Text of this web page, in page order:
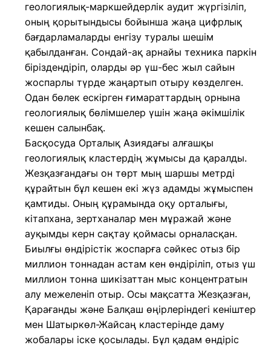
геологиялық-маркшейдерлік аудит жүргізіліп,
оның қорытындысы бойынша жаңа цифрлық
бағдарламаларды енгізу туралы шешім
қабылданған. Сондай-ақ арнайы техника паркін
біріздендіріп, оларды әр үш-бес жыл сайын
жоспарлы түрде жаңартып отыру көзделген.
Одан бөлек ескірген ғимараттардың орнына
геологиялық бөлімшелер үшін жаңа әкімшілік
кешен салынбақ.
Басқосуда Орталық Азиядағы алғашқы
геологиялық кластердің жұмысы да қаралды.
Жезқазғандағы он төрт мың шаршы метрді
құрайтын бұл кешен екі жүз адамды жұмыспен
қамтиды. Оның құрамында оқу орталығы,
кітапхана, зертханалар мен мұражай және
ауқымды керн сақтау қоймасы орналасқан.
Биылғы өндірістік жоспарға сәйкес отыз бір
миллион тоннадан астам кен өндіріліп, отыз үш
миллион тонна шикізаттан мыс концентратын
алу межеленіп отыр. Осы мақсатта Жезқазған,
Қарағанды және Балқаш өңірлеріндегі кеніштер
мен Шатыркөл-Жайсаң кластерінде даму
жобалары іске қосылады. Бұл қадам өндіріс